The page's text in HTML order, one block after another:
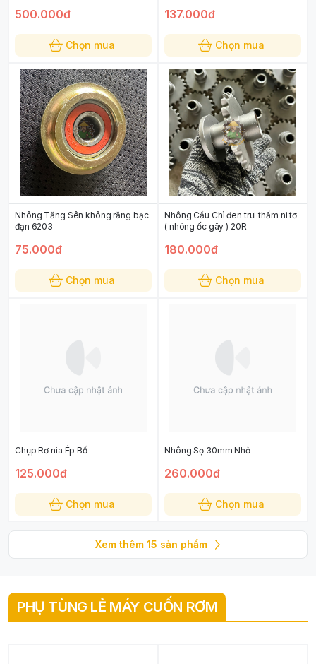
500.000đ
Chọn mua
137.000đ
Chọn mua
Nhông Tăng Sên không răng bạc
đạn 6203
75.000đ
Chọn mua
Nhông Cầu Chì đen trui thấm ni tơ
( nhông ốc gãy ) 20R
180.000đ
Chọn mua
Chụp Rơ nia Ép Bố
125.000đ
Chọn mua
Nhông Sọ 30mm Nhỏ
260.000đ
Chọn mua
Xem thêm 15 sản phẩm
PHỤ TÙNG LẺ MÁY CUỐN RƠM